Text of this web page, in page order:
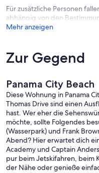
Für zusätzliche Personen
abhängig von den
Mehr anzeigen
Zur Gegend
Panama City Beach
Diese Wohnung in Panama
Thomas Drive sind einen
hast. Wer eher die
möchte, sollte Folgendes
(Wasserpark) und Frank
Abend? Hier erwartet dich
Academy und Captain
pur beim Jetskifahren, beim
der Nähe oder genieße